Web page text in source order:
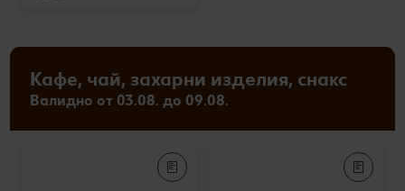
Кафе, чай, захарни изделия, снакс
Валидно от 03.08. до 09.08.